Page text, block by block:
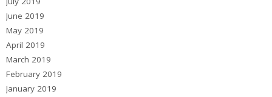
June 2019
May 2019
April 2019
March 2019
February 2019
January 2019